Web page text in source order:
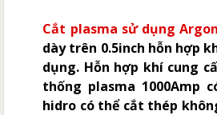
Cắt plasma sử dụng
dày trên 0.5inch hỗn hợp
dụng. Hỗn hợp khí cung
thống plasma 1000Amp
hidro có thể cắt thép